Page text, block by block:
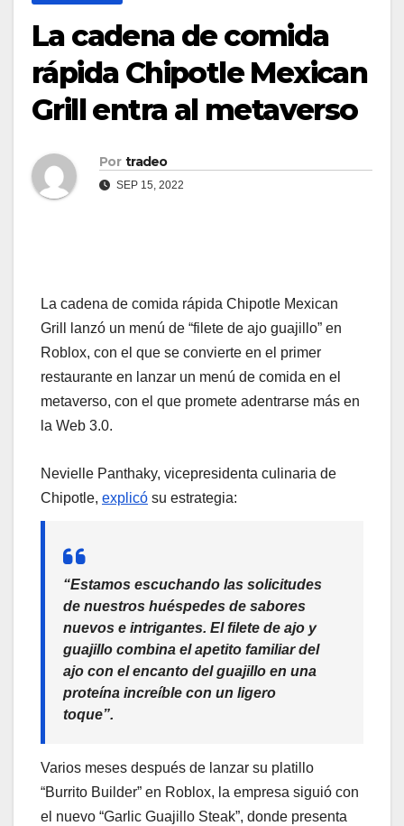
La cadena de comida
rápida Chipotle Mexican
Grill entra al metaverso
Por tradeo
SEP 15, 2022
La cadena de comida rápida Chipotle Mexican
Grill lanzó un menú de “filete de ajo guajillo” en
Roblox, con el que se convierte en el primer
restaurante en lanzar un menú de comida en el
metaverso, con el que promete adentrarse más en
la Web 3.0.
Nevielle Panthaky, vicepresidenta culinaria de
Chipotle, explicó su estrategia:
“Estamos escuchando las solicitudes
de nuestros huéspedes de sabores
nuevos e intrigantes. El filete de ajo y
guajillo combina el apetito familiar del
ajo con el encanto del guajillo en una
proteína increíble con un ligero
toque”.
Varios meses después de lanzar su platillo
“Burrito Builder” en Roblox, la empresa siguió con
el nuevo “Garlic Guajillo Steak”, donde presenta